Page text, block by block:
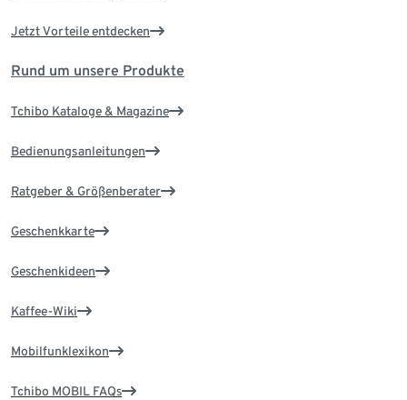
Jetzt Vorteile entdecken
Rund um unsere Produkte
Tchibo Kataloge & Magazine
Bedienungsanleitungen
Ratgeber & Größenberater
Geschenkkarte
Geschenkideen
Kaffee-Wiki
Mobilfunklexikon
Tchibo MOBIL FAQs